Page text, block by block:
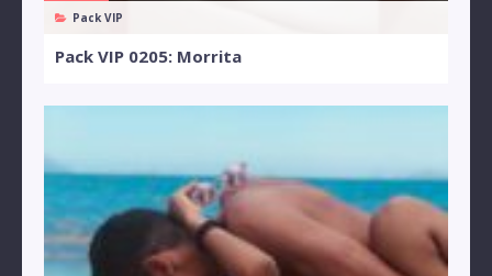
Pack VIP
Pack VIP 0205: Morrita